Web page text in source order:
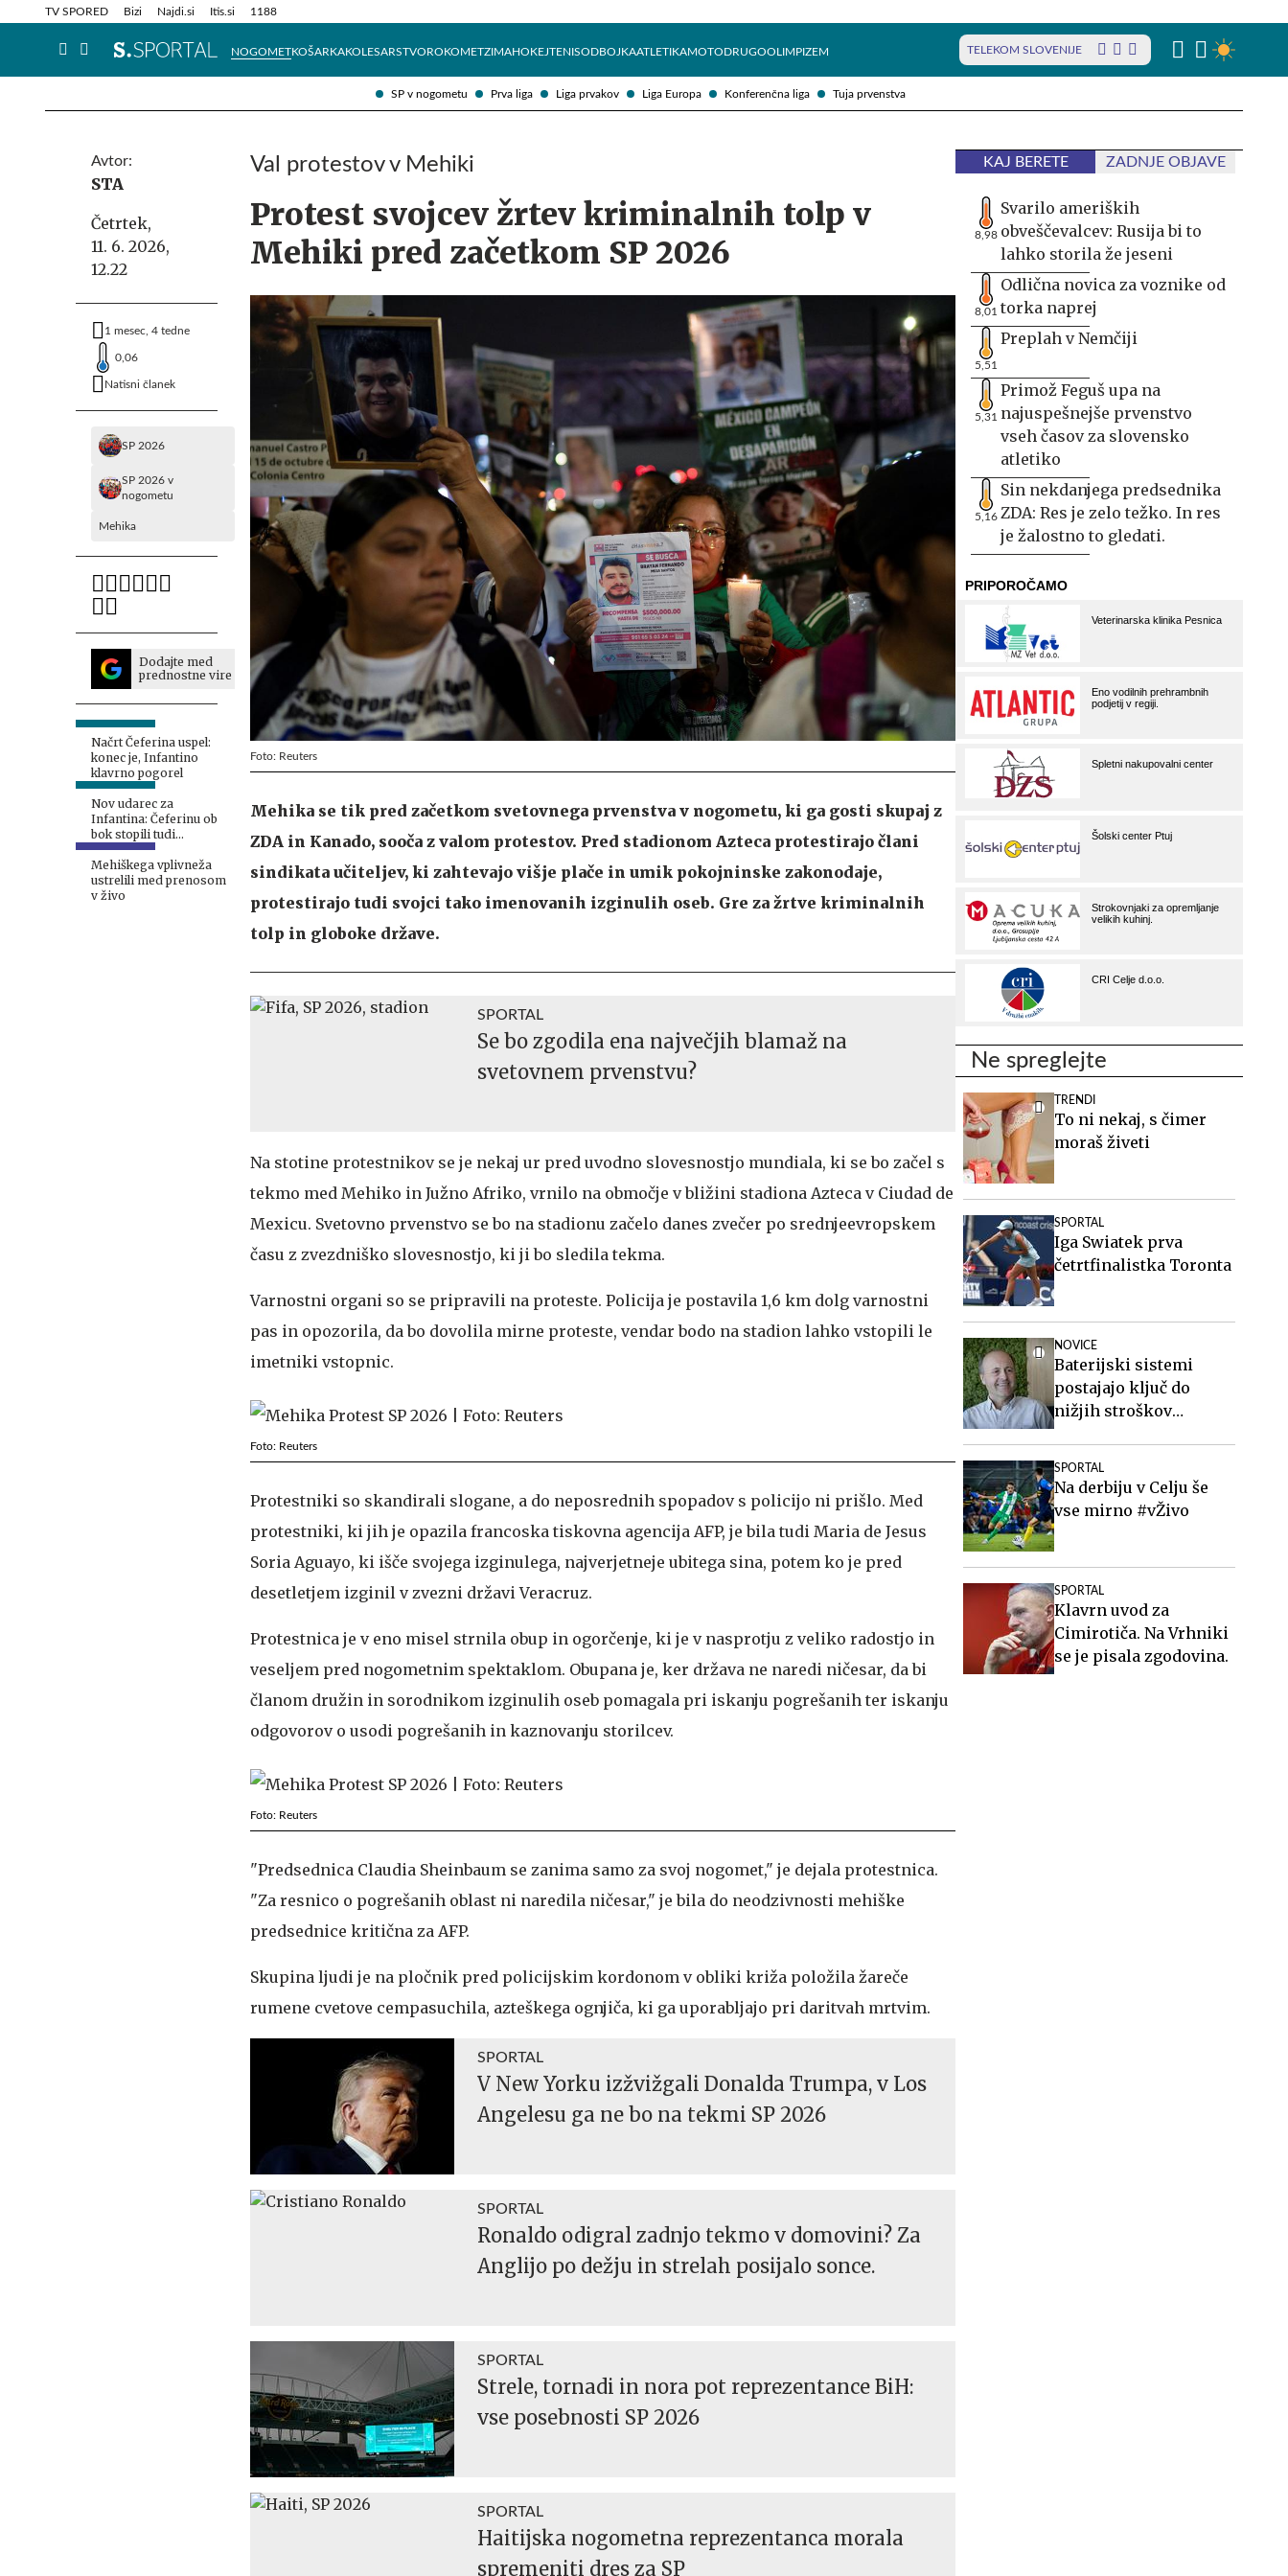
SP v nogometu Prva liga Liga prvakov Liga Europa Konferenčna liga Tuja prvenstva
TV SPORED Bizi Najdi.si Itis.si 1188
NOGOMETKOŠARKAKOLESARSTVOROKOMETZIMAHOKEJTENISODBOJKAATLETIKAMOTODRUGOOLIMPIZEM TELEKOM SLOVENIJE
Info in obvestila Tehnik
Avtor:
STA
Četrtek,
11. 6. 2026,
12.22
1 mesec, 4 tedne
0,06
Natisni članek
SP 2026
SP 2026 v
nogometu
Mehika
Dodajte med
prednostne vire
Načrt Čeferina uspel:
konec je, Infantino
klavrno pogorel
Nov udarec za
Infantina: Čeferinu ob
bok stopili tudi
Američani
Mehiškega vplivneža
ustrelili med prenosom
v živo
Val protestov v Mehiki
Protest svojcev žrtev kriminalnih tolp v
Mehiki pred začetkom SP 2026
Foto: Reuters
Mehika se tik pred začetkom svetovnega prvenstva v nogometu, ki ga gosti skupaj z
ZDA in Kanado, sooča z valom protestov. Pred stadionom Azteca protestirajo člani
sindikata učiteljev, ki zahtevajo višje plače in umik pokojninske zakonodaje,
protestirajo tudi svojci tako imenovanih izginulih oseb. Gre za žrtve kriminalnih
tolp in globoke države.
SPORTAL
Se bo zgodila ena največjih blamaž na
svetovnem prvenstvu?
Na stotine protestnikov se je nekaj ur pred uvodno slovesnostjo mundiala, ki se bo začel s
tekmo med Mehiko in Južno Afriko, vrnilo na območje v bližini stadiona Azteca v Ciudad de
Mexicu. Svetovno prvenstvo se bo na stadionu začelo danes zvečer po srednjeevropskem
času z zvezdniško slovesnostjo, ki ji bo sledila tekma.
Varnostni organi so se pripravili na proteste. Policija je postavila 1,6 km dolg varnostni
pas in opozorila, da bo dovolila mirne proteste, vendar bodo na stadion lahko vstopili le
imetniki vstopnic.
Foto: Reuters
Protestniki so skandirali slogane, a do neposrednih spopadov s policijo ni prišlo. Med
protestniki, ki jih je opazila francoska tiskovna agencija AFP, je bila tudi Maria de Jesus
Soria Aguayo, ki išče svojega izginulega, najverjetneje ubitega sina, potem ko je pred
desetletjem izginil v zvezni državi Veracruz.
Protestnica je v eno misel strnila obup in ogorčenje, ki je v nasprotju z veliko radostjo in
veseljem pred nogometnim spektaklom. Obupana je, ker država ne naredi ničesar, da bi
članom družin in sorodnikom izginulih oseb pomagala pri iskanju pogrešanih ter iskanju
odgovorov o usodi pogrešanih in kaznovanju storilcev.
Foto: Reuters
"Predsednica Claudia Sheinbaum se zanima samo za svoj nogomet," je dejala protestnica.
"Za resnico o pogrešanih oblast ni naredila ničesar," je bila do neodzivnosti mehiške
predsednice kritična za AFP.
Skupina ljudi je na pločnik pred policijskim kordonom v obliki križa položila žareče
rumene cvetove cempasuchila, azteškega ognjiča, ki ga uporabljajo pri daritvah mrtvim.
SPORTAL
V New Yorku izžvižgali Donalda Trumpa, v Los
Angelesu ga ne bo na tekmi SP 2026
SPORTAL
Ronaldo odigral zadnjo tekmo v domovini? Za
Anglijo po dežju in strelah posijalo sonce.
SPORTAL
Strele, tornadi in nora pot reprezentance BiH:
vse posebnosti SP 2026
SPORTAL
Haitijska nogometna reprezentanca morala
spremeniti dres za SP
KAJ BERETE ZADNJE OBJAVE
8,98
Svarilo ameriških
obveščevalcev: Rusija bi to
lahko storila že jeseni
8,01
Odlična novica za voznike od
torka naprej
5,51
Preplah v Nemčiji
5,31
Primož Feguš upa na
najuspešnejše prvenstvo
vseh časov za slovensko
atletiko
5,16
Sin nekdanjega predsednika
ZDA: Res je zelo težko. In res
je žalostno to gledati.
Ne spreglejte
TRENDI
To ni nekaj, s čimer
moraš živeti
SPORTAL
Iga Swiatek prva
četrtfinalistka Toronta
NOVICE
Baterijski sistemi
postajajo ključ do
nižjih stroškov
SPORTAL
Na derbiju v Celju še
vse mirno #vŽivo
SPORTAL
Klavrn uvod za
Cimirotiča. Na Vrhniki
se je pisala zgodovina.